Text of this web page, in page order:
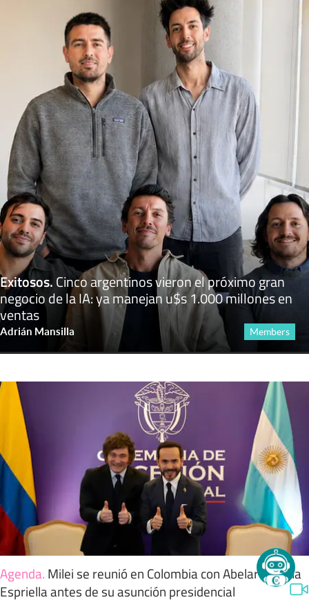
Exitosos.Cinco argentinos vieron el próximo gran
negocio de la IA: ya manejan u$s 1.000 millones en
ventas
Adrián Mansilla Members
Agenda. Milei se reunió en Colombia con Abelardo de la
Espriella antes de su asunción presidencial